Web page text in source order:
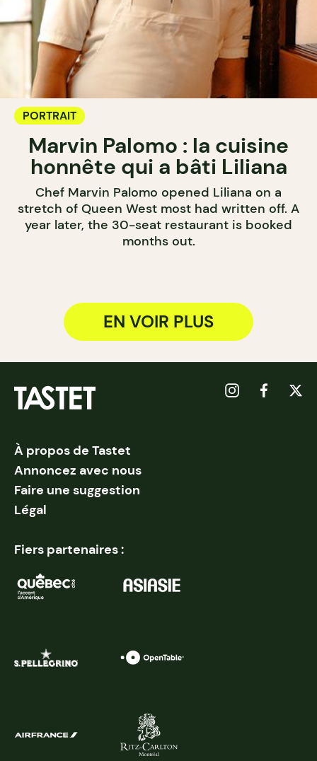
PORTRAIT
Marvin Palomo : la cuisine
honnête qui a bâti Liliana
Chef Marvin Palomo opened Liliana on a
stretch of Queen West most had written off. A
year later, the 30-seat restaurant is booked
months out.
EN VOIR PLUS
À propos de Tastet
Annoncez avec nous
Faire une suggestion
Légal
Fiers partenaires :